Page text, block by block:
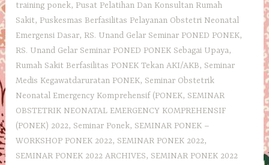
training ponek, Pusat Pelatihan Dan Konsultan Rumah
Sakit, Puskesmas Berfasilitas Pelayanan Obstetri Neonatal
Emergensi Dasar, RS. Unand Gelar Seminar PONED PONEK,
RS. Unand Gelar Seminar PONED PONEK Sebagai Upaya,
Rumah Sakit Berfasilitas PONEK Tekan AKI/AKB, Seminar
Medis Kegawatdaruratan PONEK, Seminar Obstetrik
Neonatal Emergency Komprehensif (PONEK, SEMINAR
OBSTETRIK NEONATAL EMERGENCY KOMPREHENSIF
(PONEK) 2022, Seminar Ponek, SEMINAR PONEK –
WORKSHOP PONEK 2022, SEMINAR PONEK 2022,
SEMINAR PONEK 2022 ARCHIVES, SEMINAR PONEK 2022